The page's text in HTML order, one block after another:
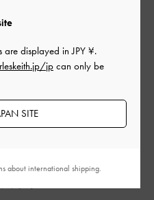
ュー
2024-01-16
are displayed inJPY ¥.
jpcan only be
SITE
about international shipping.